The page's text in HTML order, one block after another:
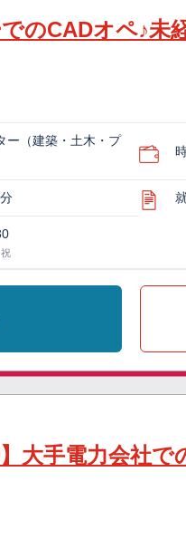
のCADオペ♪未
ー（建築・土木・プ
大手電力会社で